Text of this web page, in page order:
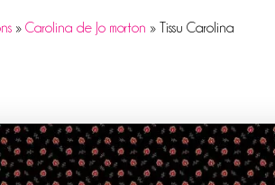
» Carolina de Jo morton » Tissu Carolina